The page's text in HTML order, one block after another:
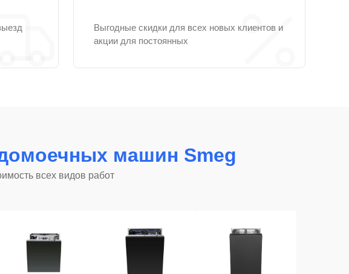
Выгодные скидки для всех новых клиентов и
акции для постоянных
машин Smeg
всех видов работ